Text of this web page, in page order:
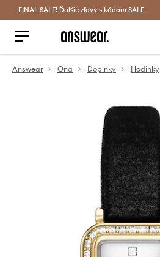
Šetrite s Answear
FINAL SALE! Ďalšie zľavy s kódom SALE
Answear Ona Doplnky Hodinky